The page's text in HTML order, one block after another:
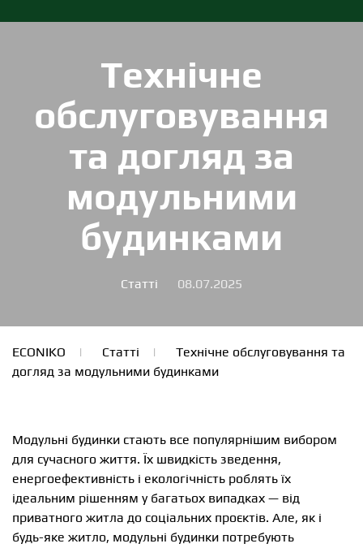
Технічне
обслуговування
та догляд за
модульними
будинками
Статті 08.07.2025
ECONIKO Статті
Технічне обслуговування та
догляд за модульними будинками
Модульні будинки стають все популярнішим вибором
для сучасного життя. Їх швидкість зведення,
енергоефективність і екологічність роблять їх
ідеальним рішенням у багатьох випадках — від
приватного житла до соціальних проєктів. Але, як і
будь-яке житло, модульні будинки потребують